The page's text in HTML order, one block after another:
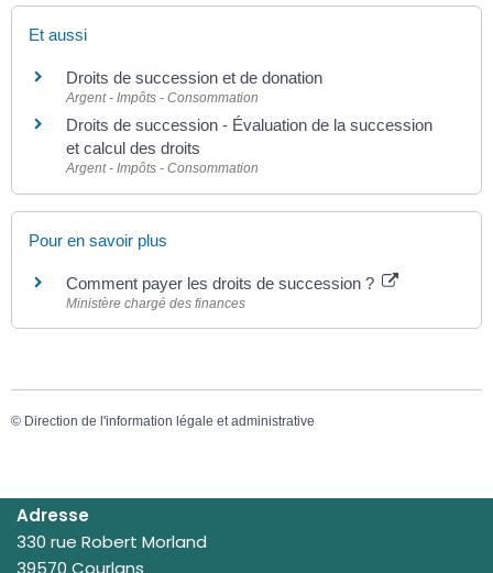
Et aussi
Droits de succession et de donation
Argent - Impôts - Consommation
Droits de succession - Évaluation de la succession
et calcul des droits
Argent - Impôts - Consommation
Pour en savoir plus
Comment payer les droits de succession ?
Ministère chargé des finances
© Direction de l'information légale et administrative
Adresse
330 rue Robert Morland